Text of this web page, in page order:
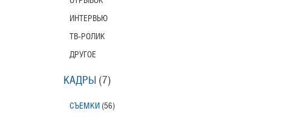
ИНТЕРВЬЮ
ТВ-РОЛИК
ДРУГОЕ
КАДРЫ (7)
СЪЕМКИ (56)